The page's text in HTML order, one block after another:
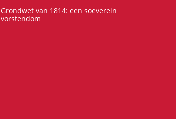
Grondwet van 1814: een soeverein
vorstendom